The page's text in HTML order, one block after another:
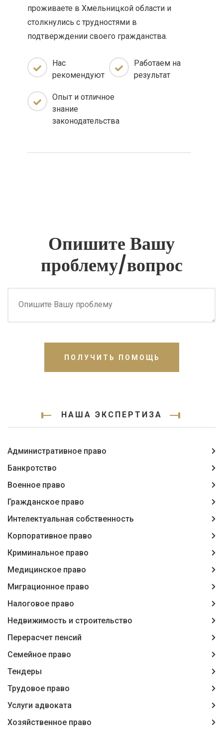
проживаете в Хмельницкой области и
столкнулись с трудностями в
подтверждении своего гражданства.
Нас
рекомендуют
Работаем на
результат
Опыт и отличное
знание
законодательства
Опишите Вашу
проблему/вопрос
ПОЛУЧИТЬ ПОМОЩЬ
НАША ЭКСПЕРТИЗА
Административное право
Банкротство
Военное право
Гражданское право
Интелектуальная собственность
Корпоративное право
Криминальное право
Медицинское право
Миграционное право
Налоговое право
Недвижимость и строительство
Перерасчет пенсий
Семейное право
Тендеры
Трудовое право
Услуги адвоката
Хозяйственное право